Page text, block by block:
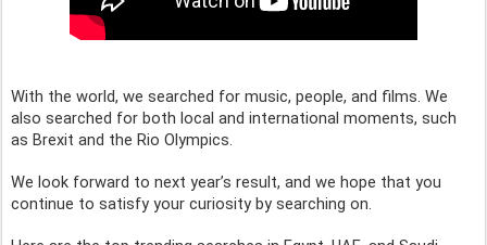
With the world, we searched for music, people, and films. We
also searched for both local and international moments, such
as Brexit and the Rio Olympics.
We look forward to next year’s result, and we hope that you
continue to satisfy your curiosity by searching on.